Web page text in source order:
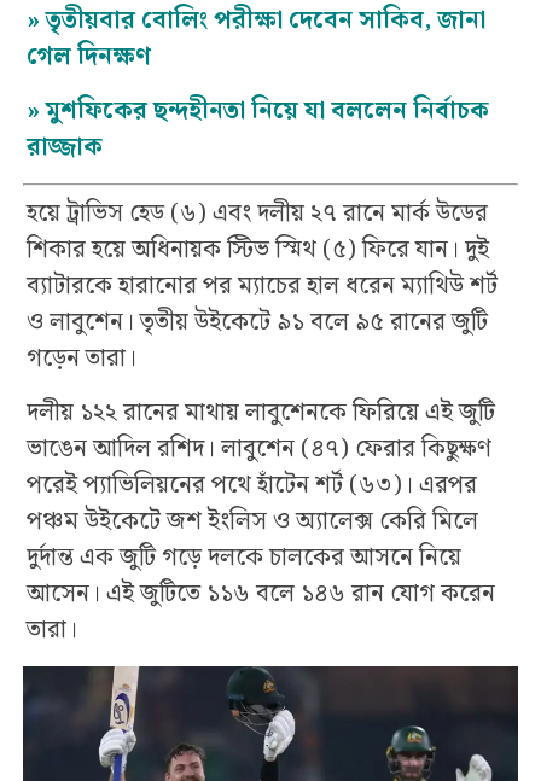
»তৃতীয়বার বোলিং পরীক্ষা দেবেন সাকিব, জানা
গেল দিনক্ষণ
»মুশফিকের ছন্দহীনতা নিয়ে যা বললেন নির্বাচক
রাজ্জাক
হয়ে ট্রাভিস হেড (৬) এবং দলীয় ২৭ রানে মার্ক উডের
শিকার হয়ে অধিনায়ক স্টিভ স্মিথ (৫) ফিরে যান। দুই
ব্যাটারকে হারানোর পর ম্যাচের হাল ধরেন ম্যাথিউ শর্ট
ও লাবুশেন। তৃতীয় উইকেটে ৯১ বলে ৯৫ রানের জুটি
গড়েন তারা।
দলীয় ১২২ রানের মাথায় লাবুশেনকে ফিরিয়ে এই জুটি
ভাঙেন আদিল রশিদ। লাবুশেন (৪৭) ফেরার কিছুক্ষণ
পরেই প্যাভিলিয়নের পথে হাঁটেন শর্ট (৬৩)। এরপর
পঞ্চম উইকেটে জশ ইংলিস ও অ্যালেক্স কেরি মিলে
দুর্দান্ত এক জুটি গড়ে দলকে চালকের আসনে নিয়ে
আসেন। এই জুটিতে ১১৬ বলে ১৪৬ রান যোগ করেন
তারা।